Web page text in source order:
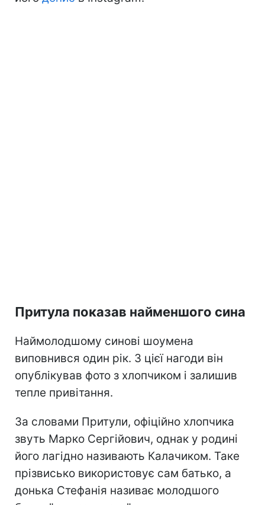
Притула показав найменшого сина
Наймолодшому синові шоумена
виповнився один рік. З цієї нагоди він
опублікував фото з хлопчиком і залишив
тепле привітання.
За словами Притули, офіційно хлопчика
звуть Марко Сергійович, однак у родині
його лагідно називають Калачиком. Таке
прізвисько використовує сам батько, а
донька Стефанія називає молодшого